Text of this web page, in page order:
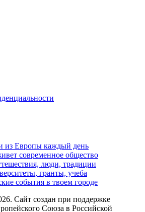
из Европы каждый день
современное общество
люди, традиции
гранты, учеба
события в твоем городе
Сайт создан при поддержке
Союза в Российской